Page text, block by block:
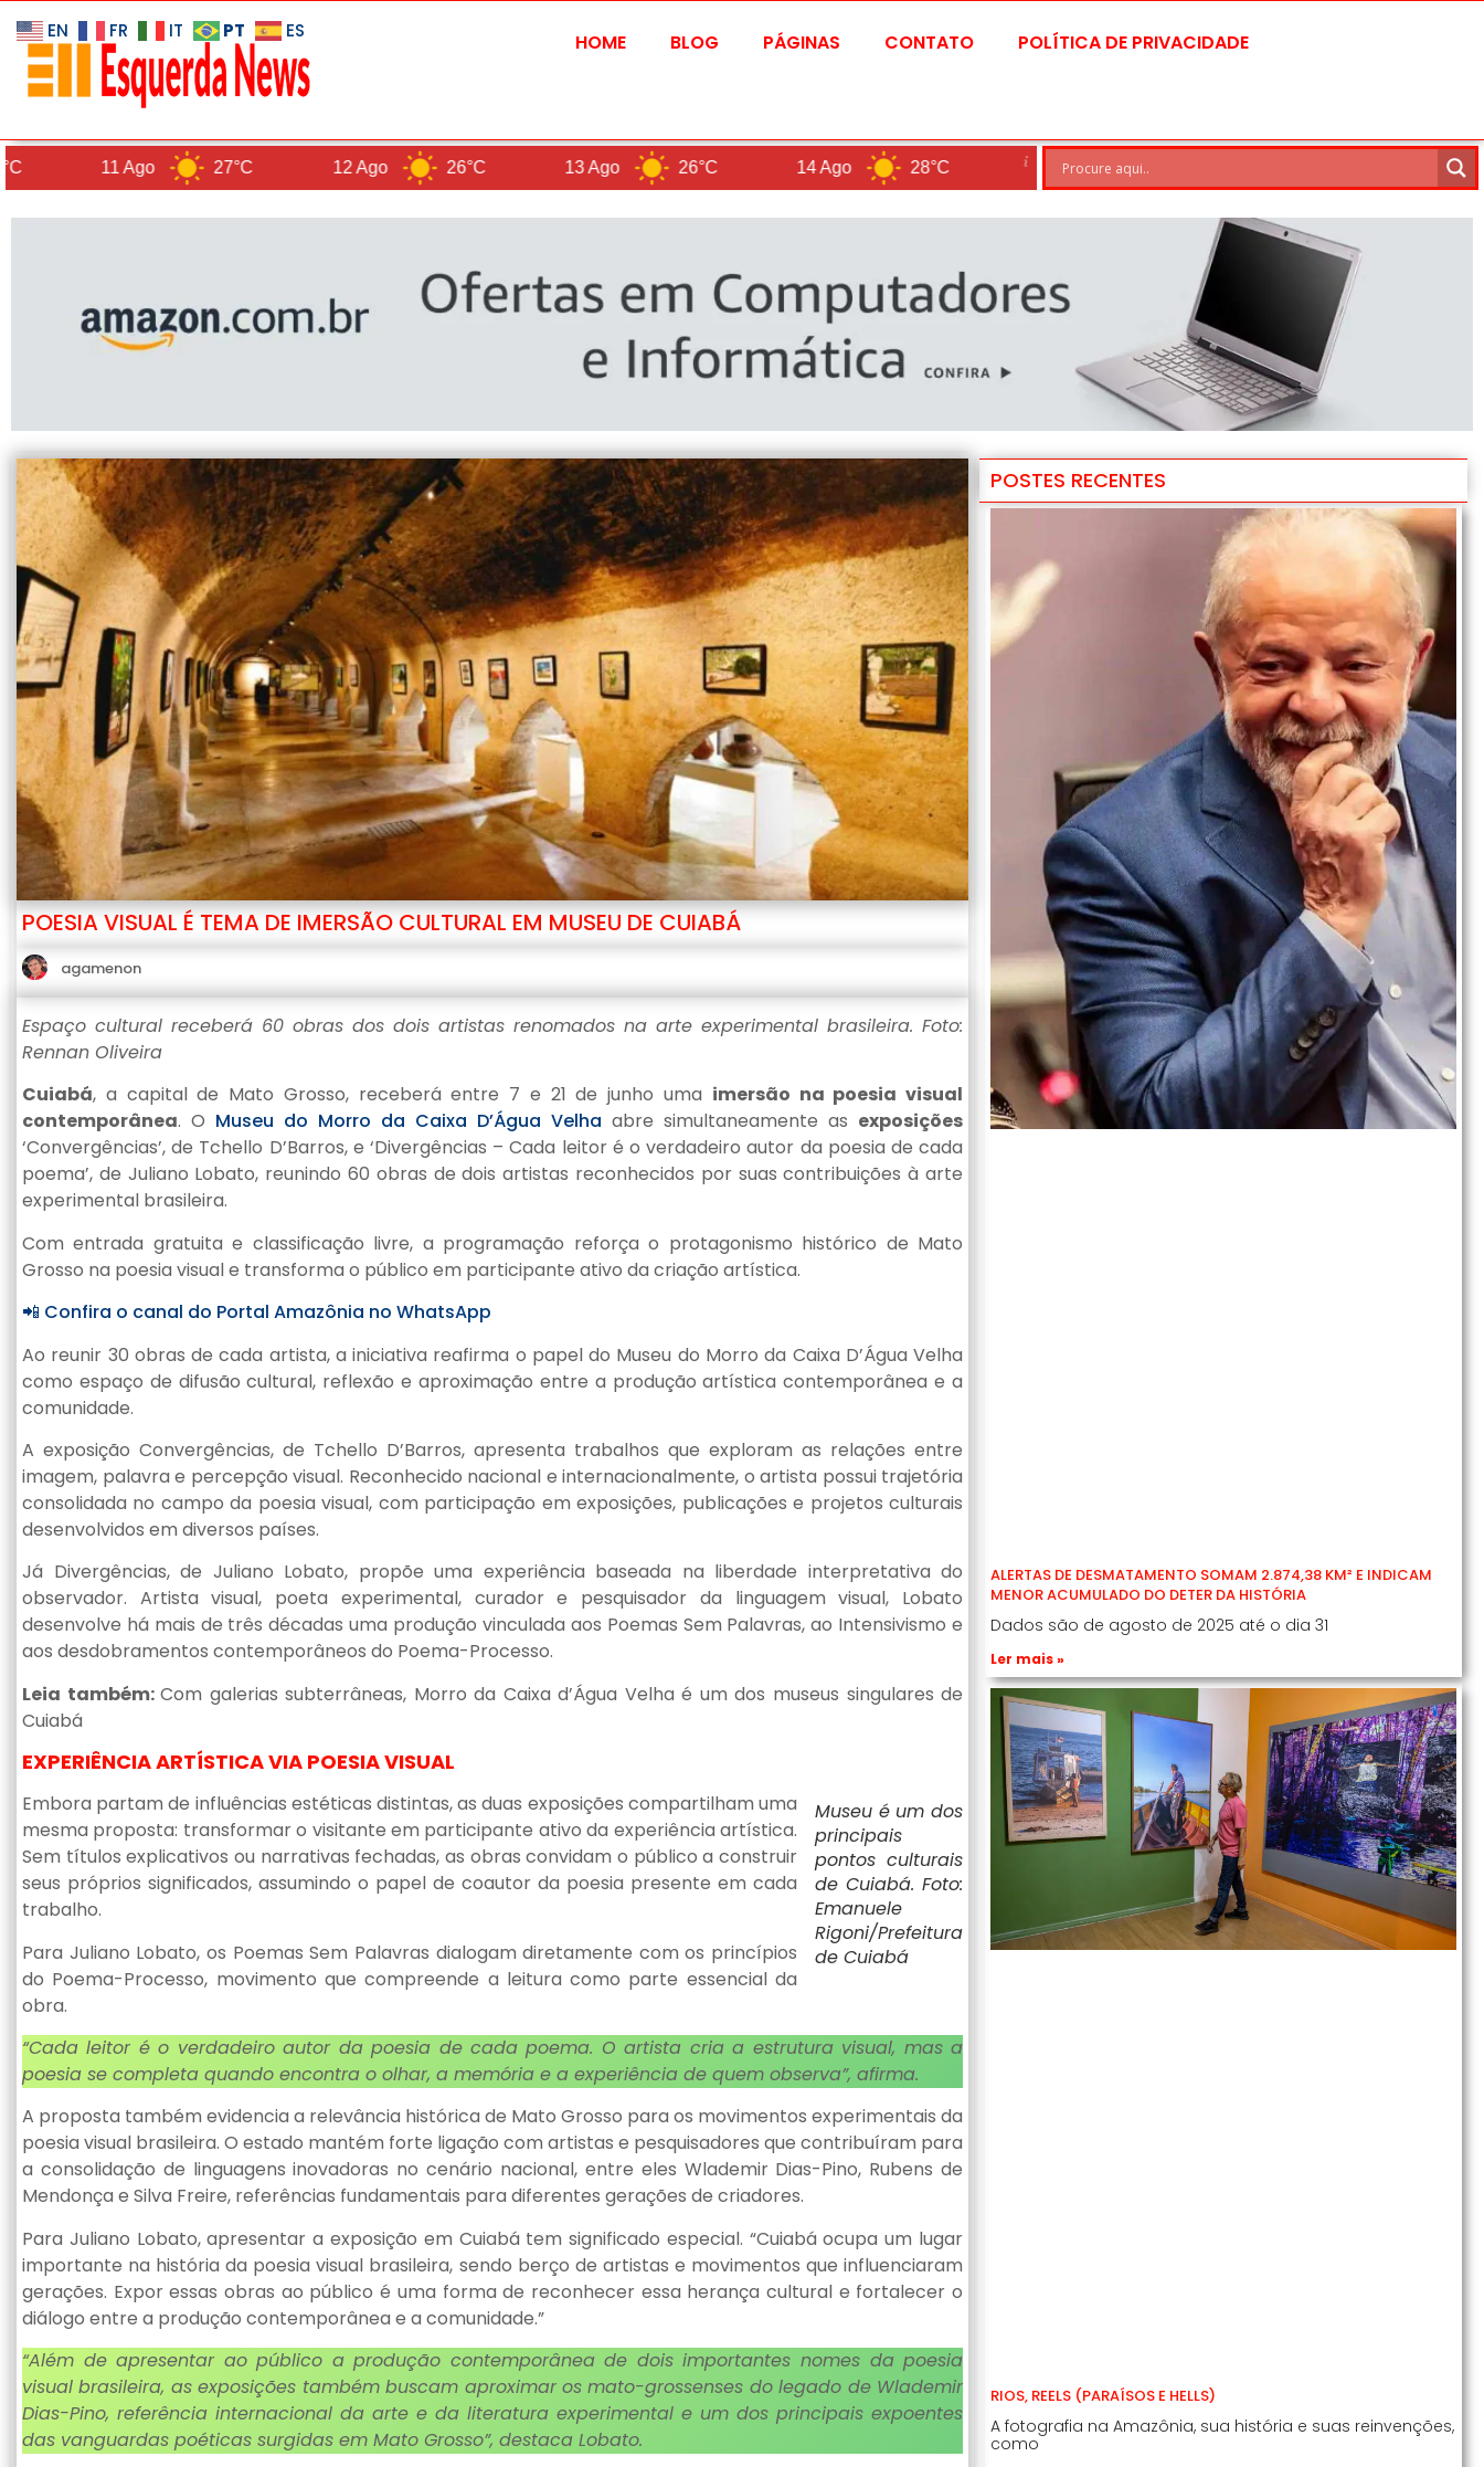
HOME BLOG PÁGINAS CONTATO POLÍTICA DE PRIVACIDADE
11 Ago 27°C 12 Ago 26°C 13 Ago 26°C 14 Ago 28°C Brasilia 9 Ago
POESIA VISUAL É TEMA DE IMERSÃO CULTURAL EM MUSEU DE CUIABÁ
agamenon
Espaço cultural receberá 60 obras dos dois artistas renomados na arte experimental brasileira. Foto:
Rennan Oliveira
Cuiabá, a capital de Mato Grosso, receberá entre 7 e 21 de junho uma imersão na poesia visual
contemporânea. O Museu do Morro da Caixa D’Água Velhaabre simultaneamente as exposições
‘Convergências’, de Tchello D’Barros, e ‘Divergências – Cada leitor é o verdadeiro autor da poesia de cada
poema’, de Juliano Lobato, reunindo 60 obras de dois artistas reconhecidos por suas contribuições à arte
experimental brasileira.
Com entrada gratuita e classificação livre, a programação reforça o protagonismo histórico de Mato
Grosso na poesia visual e transforma o público em participante ativo da criação artística.
📲 Confira o canal do Portal Amazônia no WhatsApp
Ao reunir 30 obras de cada artista, a iniciativa reafirma o papel do Museu do Morro da Caixa D’Água Velha
como espaço de difusão cultural, reflexão e aproximação entre a produção artística contemporânea e a
comunidade.
A exposição Convergências, de Tchello D’Barros, apresenta trabalhos que exploram as relações entre
imagem, palavra e percepção visual. Reconhecido nacional e internacionalmente, o artista possui trajetória
consolidada no campo da poesia visual, com participação em exposições, publicações e projetos culturais
desenvolvidos em diversos países.
Já Divergências, de Juliano Lobato, propõe uma experiência baseada na liberdade interpretativa do
observador. Artista visual, poeta experimental, curador e pesquisador da linguagem visual, Lobato
desenvolve há mais de três décadas uma produção vinculada aos Poemas Sem Palavras, ao Intensivismo e
aos desdobramentos contemporâneos do Poema-Processo.
Leia também:Com galerias subterrâneas, Morro da Caixa d’Água Velha é um dos museus singulares de
Cuiabá
EXPERIÊNCIA ARTÍSTICA VIA POESIA VISUAL
Museu é um dos
principais
pontos culturais
de Cuiabá. Foto:
Emanuele
Rigoni/Prefeitura
de Cuiabá
Embora partam de influências estéticas distintas, as duas exposições compartilham uma
mesma proposta: transformar o visitante em participante ativo da experiência artística.
Sem títulos explicativos ou narrativas fechadas, as obras convidam o público a construir
seus próprios significados, assumindo o papel de coautor da poesia presente em cada
trabalho.
Para Juliano Lobato, os Poemas Sem Palavras dialogam diretamente com os princípios
do Poema-Processo, movimento que compreende a leitura como parte essencial da
obra.
“Cada leitor é o verdadeiro autor da poesia de cada poema. O artista cria a estrutura visual, mas a
poesia se completa quando encontra o olhar, a memória e a experiência de quem observa”, afirma.
A proposta também evidencia a relevância histórica de Mato Grosso para os movimentos experimentais da
poesia visual brasileira. O estado mantém forte ligação com artistas e pesquisadores que contribuíram para
a consolidação de linguagens inovadoras no cenário nacional, entre eles Wlademir Dias-Pino, Rubens de
Mendonça e Silva Freire, referências fundamentais para diferentes gerações de criadores.
Para Juliano Lobato, apresentar a exposição em Cuiabá tem significado especial. “Cuiabá ocupa um lugar
importante na história da poesia visual brasileira, sendo berço de artistas e movimentos que influenciaram
gerações. Expor essas obras ao público é uma forma de reconhecer essa herança cultural e fortalecer o
diálogo entre a produção contemporânea e a comunidade.”
“Além de apresentar ao público a produção contemporânea de dois importantes nomes da poesia
visual brasileira, as exposições também buscam aproximar os mato-grossenses do legado de Wlademir
Dias-Pino, referência internacional da arte e da literatura experimental e um dos principais expoentes
das vanguardas poéticas surgidas em Mato Grosso”, destaca Lobato.
POSTES RECENTES
ALERTAS DE DESMATAMENTO SOMAM 2.874,38 KM² E INDICAM
MENOR ACUMULADO DO DETER DA HISTÓRIA
Dados são de agosto de 2025 até o dia 31
Ler mais »
RIOS, REELS (PARAÍSOS E HELLS)
A fotografia na Amazônia, sua história e suas reinvenções,
como
EN FR IT PT ES